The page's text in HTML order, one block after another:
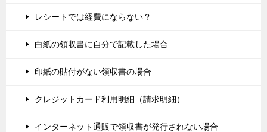
レシートでは経費にならない？
白紙の領収書に自分で記載した場合
印紙の貼付がない領収書の場合
クレジットカード利用明細（請求明細）
インターネット通販で領収書が発行されない場合